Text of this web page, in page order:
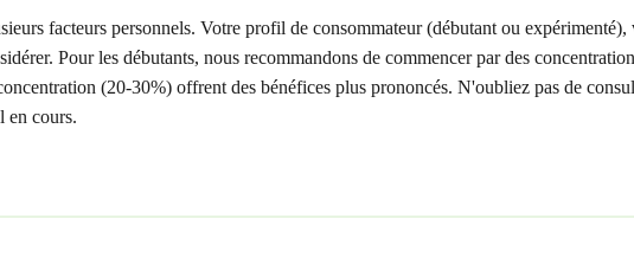
facteurs personnels. Votre profil de consommateur (débutant ou
Pour les débutants, nous recommandons de commencer par des
(20-30%) offrent des bénéfices plus prononcés. N'oubliez pas de
en cours.